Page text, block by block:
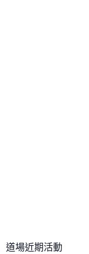
道場近期活動